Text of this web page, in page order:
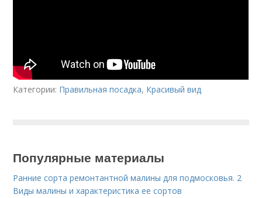
Категории: Правильная посадка, Красивый вид
Популярные материалы
Ранние сорта ремонтантной малины для подмосковья. 2
Виды малины и характеристика ее сортов